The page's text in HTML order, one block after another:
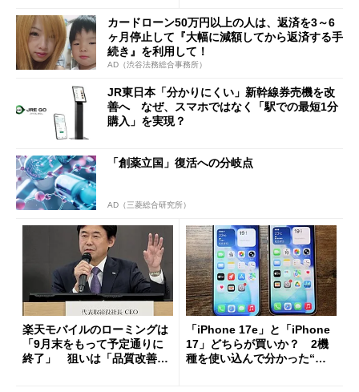
カードローン50万円以上の人は、返済を3～6
ヶ月停止して『大幅に減額してから返済する手
続き』を利用して！
AD（渋谷法務総合事務所）
JR東日本「分かりにくい」新幹線券売機を改
善へ なぜ、スマホではなく「駅での最短1分
購入」を実現？
「創薬立国」復活への分岐点
AD（三菱総合研究所）
楽天モバイルのローミングは
「9月末をもって予定通りに
終了」 狙いは「品質改善」
「iPhone 17e」と「iPhone
17」どちらが買いか？ 2機
種を使い込んで分かった“ス